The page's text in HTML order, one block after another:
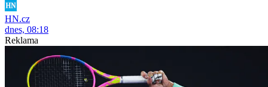
HN.cz
dnes, 08:18
Reklama